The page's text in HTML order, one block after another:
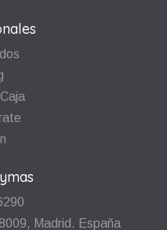
Madrid. España